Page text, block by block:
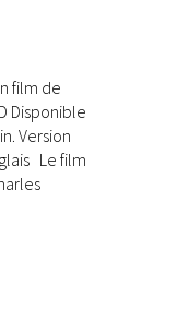
film de
Disponible
Version
Le film